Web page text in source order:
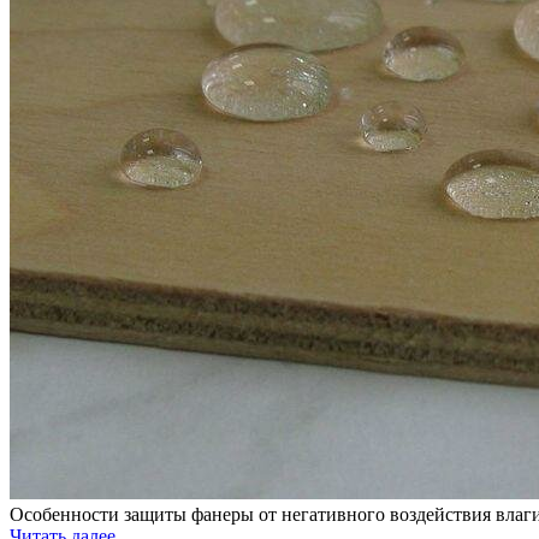
Особенности защиты фанеры от негативного воздействия